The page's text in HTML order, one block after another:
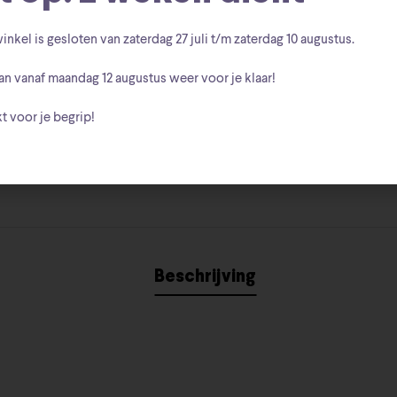
Beschrijving
is gesloten van zaterdag27 juli t/m zaterdag 10 augustus.
vanaf maandag 12 augustus weer voor je klaar!
voor je begrip!